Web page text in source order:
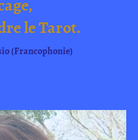
le Tarot.
(Francophonie)